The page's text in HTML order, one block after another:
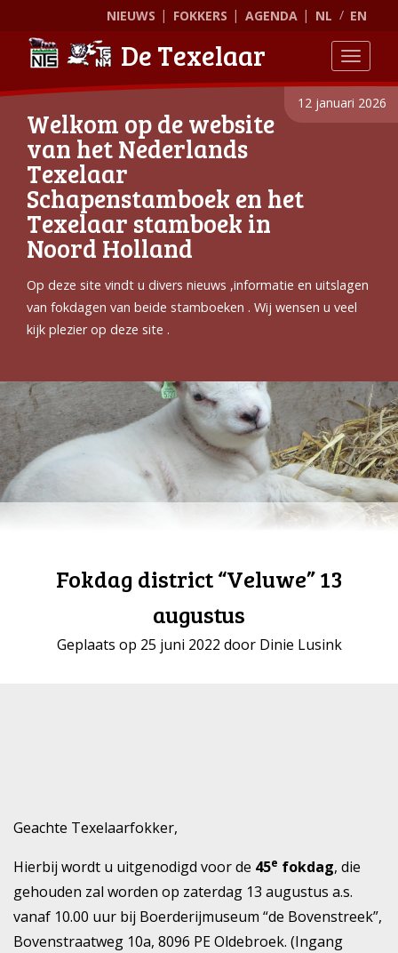
NIEUWS FOKKERS AGENDA NL EN
De Texelaar
12 januari 2026
Welkom op de website
van het Nederlands
Texelaar
Schapenstamboek en het
Texelaar stamboek in
Noord Holland
Op deze site vindt u divers nieuws ,informatie en uitslagen
van fokdagen van beide stamboeken . Wij wensen u veel
kijk plezier op deze site .
Fokdag district “Veluwe” 13
augustus
Geplaats op 25 juni 2022 door Dinie Lusink
Geachte Texelaarfokker,
Hierbij wordt u uitgenodigd voor de 45e fokdag, die
gehouden zal worden op zaterdag 13 augustus a.s.
vanaf 10.00 uur bij Boerderijmuseum “de Bovenstreek”,
Bovenstraatweg 10a, 8096 PE Oldebroek. (Ingang